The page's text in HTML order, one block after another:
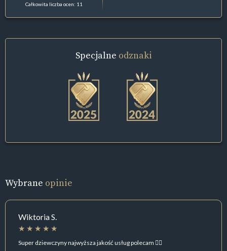
Całkowita liczba ocen: 11
Specjalne odznaki
Wybrane opinie
Wiktoria S.
Super dziewczyny najwyższa jakość usług polecam 👍🏻